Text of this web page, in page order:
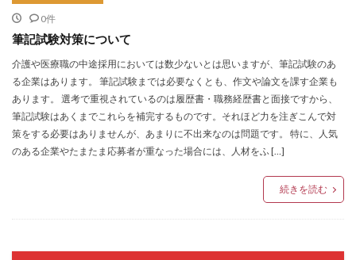
0件
筆記試験対策について
介護や医療職の中途採用においては数少ないとは思いますが、筆記試験のあ
る企業はあります。 筆記試験までは必要なくとも、作文や論文を課す企業も
あります。 選考で重視されているのは履歴書・職務経歴書と面接ですから、
筆記試験はあくまでこれらを補完するものです。それほど力を注ぎこんで対
策をする必要はありませんが、あまりに不出来なのは問題です。 特に、人気
のある企業やたまたま応募者が重なった場合には、人材をふ […]
続きを読む